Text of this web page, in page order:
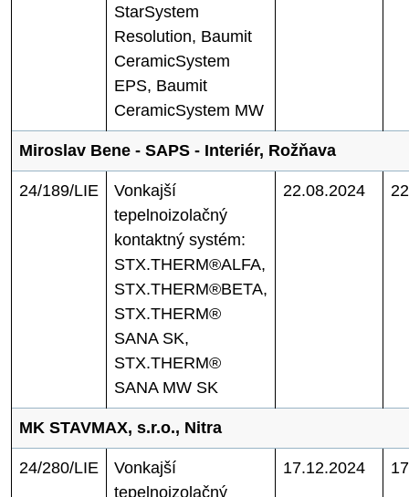
StarSystem
Resolution, Baumit
CeramicSystem
EPS, Baumit
CeramicSystem MW
Miroslav Bene - SAPS - Interiér, Rožňava
24/189/LIE
Vonkajší
tepelnoizolačný
kontaktný systém:
STX.THERM®ALFA,
STX.THERM®BETA,
STX.THERM®
SANA SK,
STX.THERM®
SANA MW SK
22.08.2024
MK STAVMAX, s.r.o., Nitra
24/280/LIE
Vonkajší
tepelnoizolačný
17.12.2024